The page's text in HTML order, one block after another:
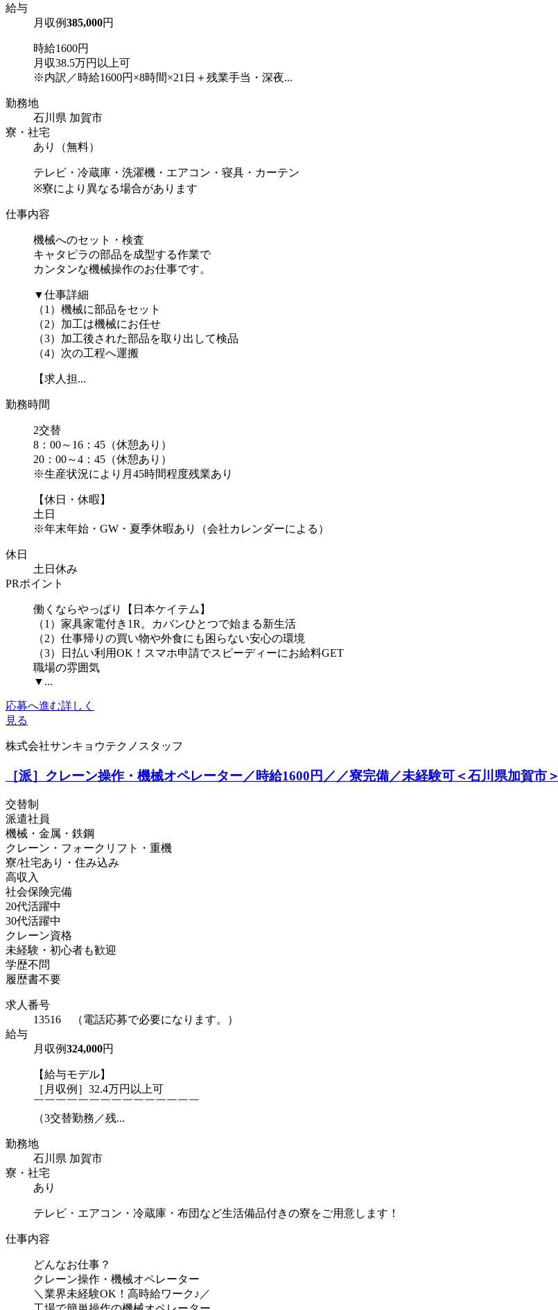
給与
月収例385,000円
時給1600円
月収38.5万円以上可
※内訳／時給1600円×8時間×21日＋残業手当・深夜...
勤務地
石川県 加賀市
寮・社宅
あり（無料）
テレビ・冷蔵庫・洗濯機・エアコン・寝具・カーテン
※寮により異なる場合があります
仕事内容
機械へのセット・検査
キャタピラの部品を成型する作業で
カンタンな機械操作のお仕事です。
▼仕事詳細
（1）機械に部品をセット
（2）加工は機械にお任せ
（3）加工後された部品を取り出して検品
（4）次の工程へ運搬
【求人担...
勤務時間
2交替
8：00～16：45（休憩あり）
20：00～4：45（休憩あり）
※生産状況により月45時間程度残業あり
【休日・休暇】
土日
※年末年始・GW・夏季休暇あり（会社カレンダーによる）
休日
土日休み
PRポイント
働くならやっぱり【日本ケイテム】
（1）家具家電付き1R。カバンひとつで始まる新生活
（2）仕事帰りの買い物や外食にも困らない安心の環境
（3）日払い利用OK！スマホ申請でスピーディーにお給料GET
職場の雰囲気
▼...
応募へ進む詳しく
見る
株式会社サンキョウテクノスタッフ
［派］クレーン操作・機械オペレーター／時給1600円／／寮完備／未経験可＜石川県加賀市＞
交替制
派遣社員
機械・金属・鉄鋼
クレーン・フォークリフト・重機
寮/社宅あり・住み込み
高収入
社会保険完備
20代活躍中
30代活躍中
クレーン資格
未経験・初心者も歓迎
学歴不問
履歴書不要
求人番号
13516 （電話応募で必要になります。）
給与
月収例324,000円
【給与モデル】
［月収例］32.4万円以上可
￣￣￣￣￣￣￣￣￣￣￣￣￣￣￣
（3交替勤務／残...
勤務地
石川県 加賀市
寮・社宅
あり
テレビ・エアコン・冷蔵庫・布団など生活備品付きの寮をご用意します！
仕事内容
どんなお仕事？
クレーン操作・機械オペレーター
＼業界未経験OK！高時給ワーク♪／